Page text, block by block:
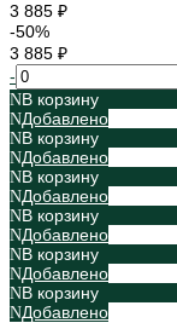
3 885 ₽
-50%
3 885 ₽
-
В корзину
Добавлено
В корзину
Добавлено
В корзину
Добавлено
В корзину
Добавлено
В корзину
Добавлено
В корзину
Добавлено